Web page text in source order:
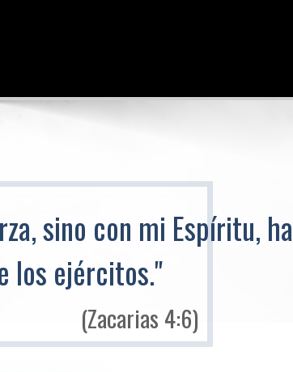
sino con mi Espíritu, ha
los ejércitos."
(Zacarias 4:6)